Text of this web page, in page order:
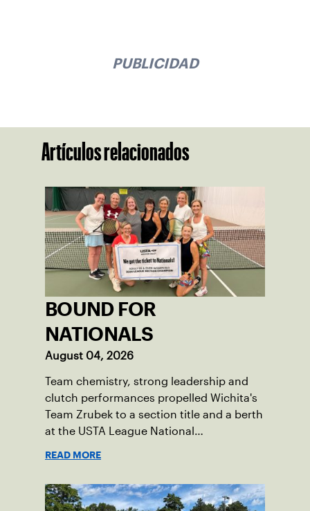
PUBLICIDAD
Artículos relacionados
BOUND FOR
NATIONALS
August 04, 2026
Team chemistry, strong leadership and
clutch performances propelled Wichita's
Team Zrubek to a section title and a berth
at the USTA League National
READ MORE